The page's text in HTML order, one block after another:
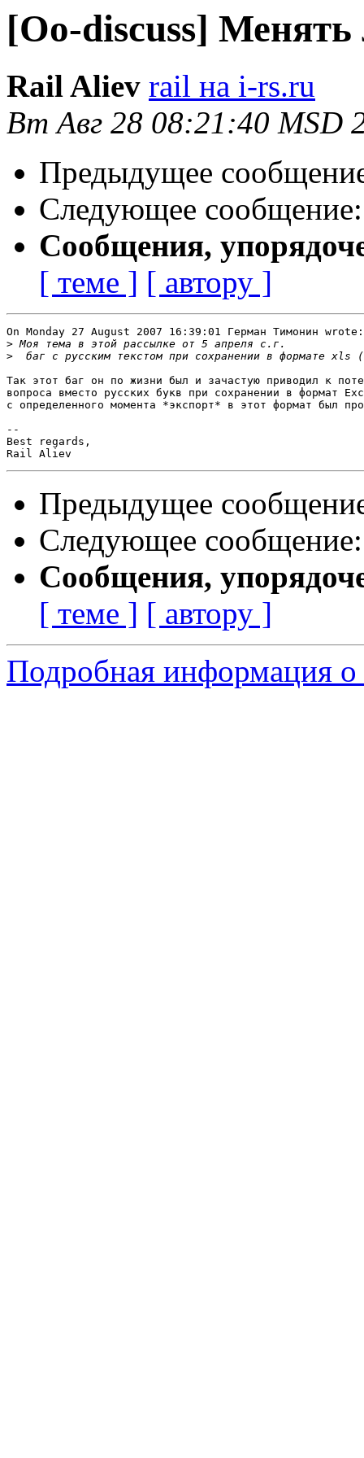
[Oo-discuss]
Rail Aliev rail на i-rs.ru
Вт Авг 28 08:21:40 MSD
Предыдущее
Следующее
Сообщения,
[ теме ] [ автору ]
On Monday 27 August 2007 16:39:01 Герман Тимонин wrote:
>
>
Так этот баг он по жизни был и зачастую приводил к
вопроса вместо русских букв при сохранении в формат
с определенного момента *экспорт* в этот формат был
--
Best regards,
Предыдущее
Следующее
Сообщения,
[ теме ] [ автору ]
Подробная информация о